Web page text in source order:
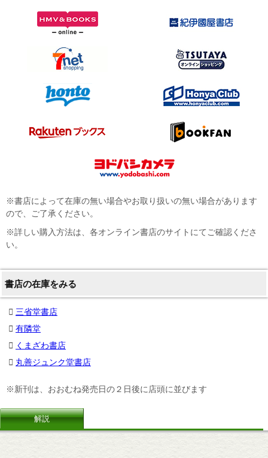
※書店によって在庫の無い場合やお取り扱いの無い場合があります
ので、ご了承ください。
※詳しい購入方法は、各オンライン書店のサイトにてご確認くださ
い。
書店の在庫をみる
三省堂書店
有隣堂
くまざわ書店
丸善ジュンク堂書店
※新刊は、おおむね発売日の２日後に店頭に並びます
解説